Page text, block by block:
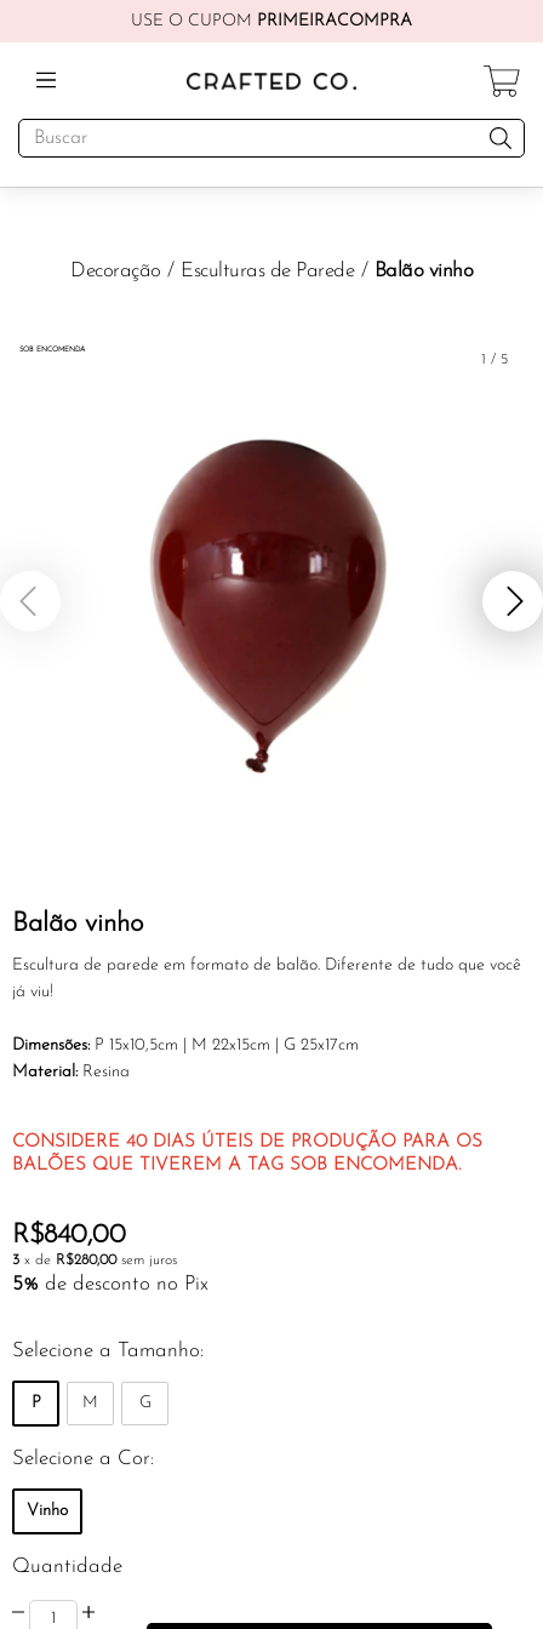
USE O CUPOM PRIMEIRACOMPRA
Decoração / Esculturas de Parede / Balão vinho
SOB ENCOMENDA
1 / 5
Balão vinho
Escultura de parede em formato de balão. Diferente de tudo que você
já viu!
Dimensões: P 15x10,5cm | M 22x15cm | G 25x17cm
Material: Resina
CONSIDERE 40 DIAS ÚTEIS DE PRODUÇÃO PARA OS
BALÕES QUE TIVEREM A TAG SOB ENCOMENDA.
R$840,00
3 x de R$280,00 sem juros
5% de desconto no Pix
Selecione a Tamanho:
P M G
Selecione a Cor:
Vinho
Quantidade